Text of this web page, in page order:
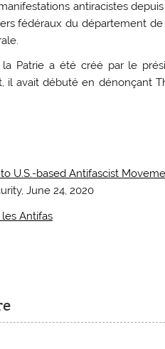
antiracistes
fédéraux du département
Patrie a été créé par le
il avait débuté en dénonçant
U.S.-based Antifascist
June 24, 2020
Antifas